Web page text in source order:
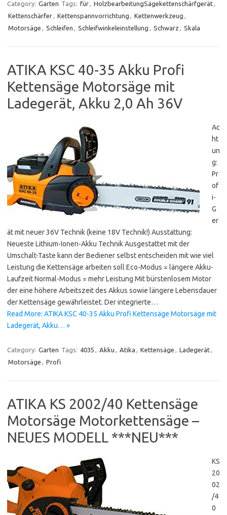
Category: Garten Tags: für, HolzbearbeitungSägekettenschärfgerät,
Kettenschärfer, Kettenspannvorrichtung , Kettenwerkzeug ,
Motorsäge , Schleifen , Schleifwinkeleinstellung , Schwarz , Skala
ATIKA KSC 40-35 Akku Profi
Kettensäge Motorsäge mit
Ladegerät, Akku 2,0 Ah 36V
Ac
ht
un
g:
Pr
of
i-
G
er
ät mit neuer 36V Technik (keine 18V Technik!) Ausstattung:
Neueste Lithium-Ionen-Akku Technik Ausgestattet mit der
Umschalt-Taste kann der Bediener selbst entscheiden mit wie viel
Leistung die Kettensäge arbeiten soll Eco-Modus = längere Akku-
Laufzeit Normal-Modus = mehr Leistung Mit bürstenlosem Motor
der eine höhere Arbeitszeit des Akkus sowie längere Lebensdauer
der Kettensäge gewährleistet. Der integrierte…
Read More: ATIKA KSC 40-35 Akku Profi Kettensäge Motorsäge mit
Ladegerät, Akku… »
Category: Garten Tags: 4035 , Akku , Atika , Kettensäge , Ladegerät,
Motorsäge , Profi
ATIKA KS 2002/40 Kettensäge
Motorsäge Motorkettensäge –
NEUES MODELL ***NEU***
KS
20
02
/4
0